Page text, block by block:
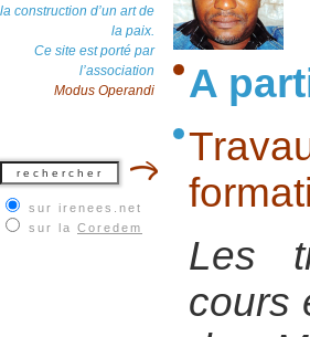
la construction d’un art de
la paix.
Ce site est porté par
l’association
Modus Operandi
sur irenees.net
sur la Coredem
A
Les
cours